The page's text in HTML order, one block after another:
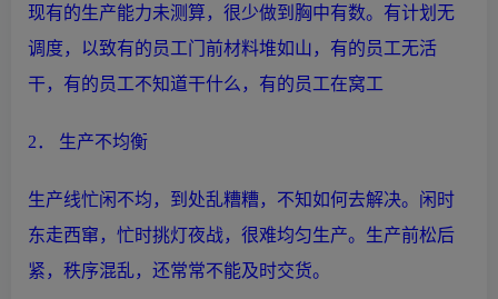
现有的生产能力未测算，很少做到胸中有数。有计划无
调度，以致有的员工门前材料堆如山，有的员工无活
干，有的员工不知道干什么，有的员工在窝工
2． 生产不均衡
生产线忙闲不均，到处乱糟糟，不知如何去解决。闲时
东走西窜，忙时挑灯夜战，很难均匀生产。 生产前松后
紧，秩序混乱，还常常不能及时交货。